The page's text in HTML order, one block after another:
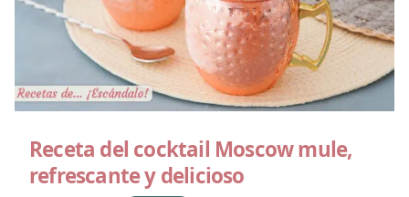
Receta del cocktail Moscow mule,
refrescante y delicioso